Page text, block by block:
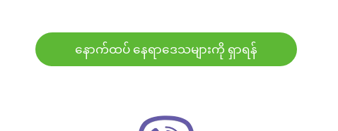
နောက်ထပ် နေရာဒေသများကို ရှာရန်